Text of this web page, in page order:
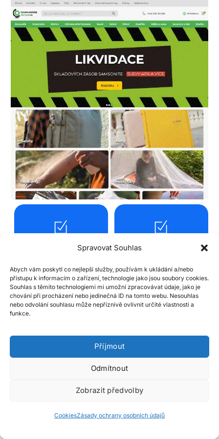
Spravovat Souhlas
Abych vám poskytl co nejlepší služby, používám k ukládání a/nebo
přístupu k informacím o zařízení, technologie jako jsou soubory cookies.
Souhlas s těmito technologiemi mi umožní zpracovávat údaje, jako je
chování při procházení nebo jedinečná ID na tomto webu. Nesouhlas
nebo odvolání souhlasu může nepříznivě ovlivnit určité vlastnosti a
funkce.
Příjmout
Odmítnout
Zobrazit předvolby
CookiesZásady ochrany osobních údajů
Spolehlivý provoz e-
Serverová a technická